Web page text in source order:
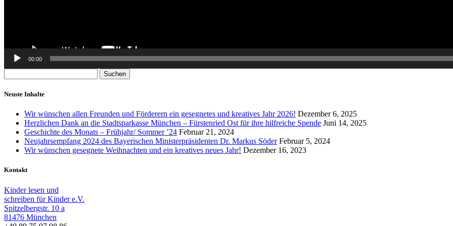
00:00
nach:
Neuste Inhalte
Wir wünschen allen Freunden und Förderern ein gesegnetes und kreatives Jahr 2026! Dezember 6, 2025
Herzlichen Dank an die Stadtsparkasse München – Fürstenried Ost für ihre hilfreiche Spende Juni 14, 2025
Geschichte des Monats – Frühjahr/ Sommer ’24 Februar 21, 2024
Neujahrsempfang 2024 des Bayerischen Ministerpräsidenten Dr. Markus Söder Februar 5, 2024
Wir wünschen gesegnete Weihnachten und ein kreatives neues Jahr! Dezember 16, 2023
Kontakt
Kinder lesen und
schreiben für Kinder e.V.
Spitzelbergstr. 10 a
81476 München